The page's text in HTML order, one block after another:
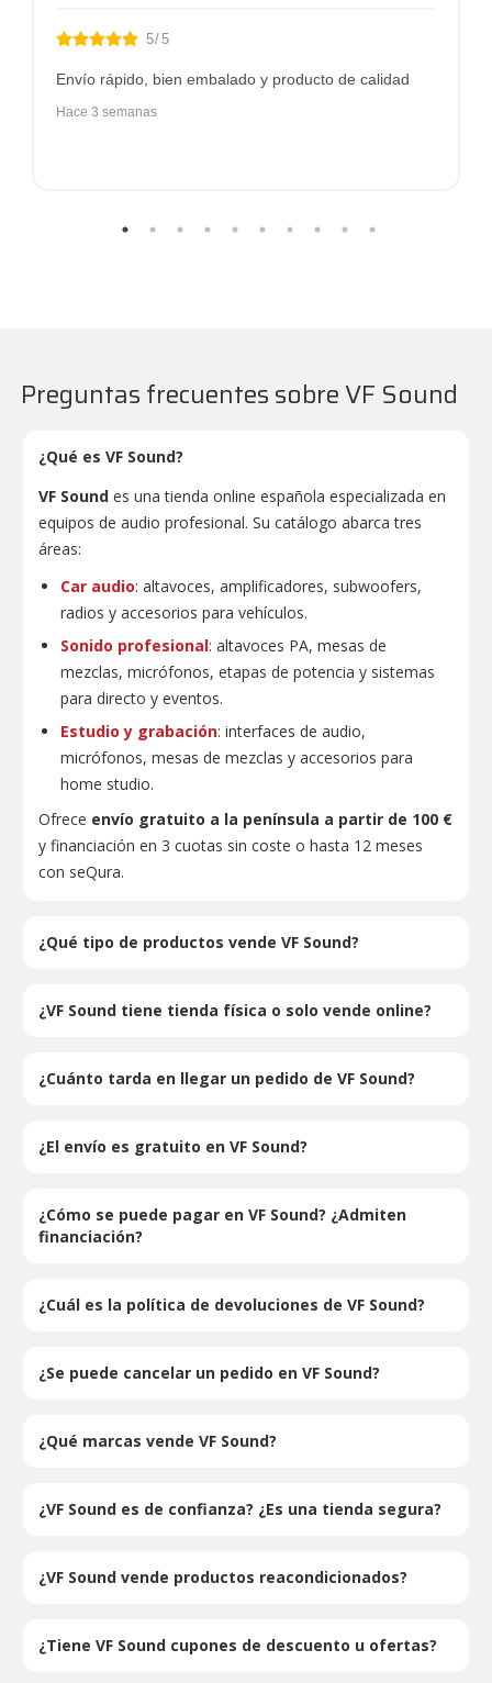
5/5
Envío rápido, bien embalado y producto de calidad
Hace 3 semanas
Preguntas frecuentes sobre VF Sound
¿Qué es VF Sound?
VF Sound es una tienda online española especializada en
equipos de audio profesional. Su catálogo abarca tres
áreas:
Car audio: altavoces, amplificadores, subwoofers,
radios y accesorios para vehículos.
Sonido profesional: altavoces PA, mesas de
mezclas, micrófonos, etapas de potencia y sistemas
para directo y eventos.
Estudio y grabación: interfaces de audio,
micrófonos, mesas de mezclas y accesorios para
home studio.
Ofrece envío gratuito a la península a partir de 100 €
y financiación en 3 cuotas sin coste o hasta 12 meses
con seQura.
¿Qué tipo de productos vende VF Sound?
¿VF Sound tiene tienda física o solo vende online?
¿Cuánto tarda en llegar un pedido de VF Sound?
¿El envío es gratuito en VF Sound?
¿Cómo se puede pagar en VF Sound? ¿Admiten
financiación?
¿Cuál es la política de devoluciones de VF Sound?
¿Se puede cancelar un pedido en VF Sound?
¿Qué marcas vende VF Sound?
¿VF Sound es de confianza? ¿Es una tienda segura?
¿VF Sound vende productos reacondicionados?
¿Tiene VF Sound cupones de descuento u ofertas?